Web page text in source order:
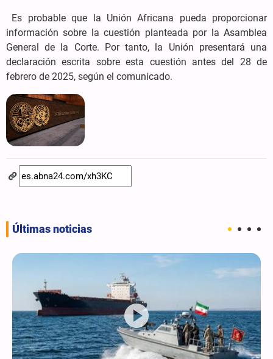
Es probable que la Unión Africana pueda proporcionar
información sobre la cuestión planteada por la Asamblea
General de la Corte. Por tanto, la Unión presentará una
declaración escrita sobre esta cuestión antes del 28 de
febrero de 2025, según el comunicado.
Últimas noticias